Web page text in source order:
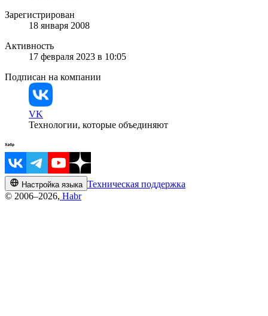
Зарегистрирован
18 января 2008
Активность
17 февраля 2023 в 10:05
Подписан на компании
VK
Технологии, которые объединяют
Настройка языка Техническая поддержка
© 2006–2026, Habr